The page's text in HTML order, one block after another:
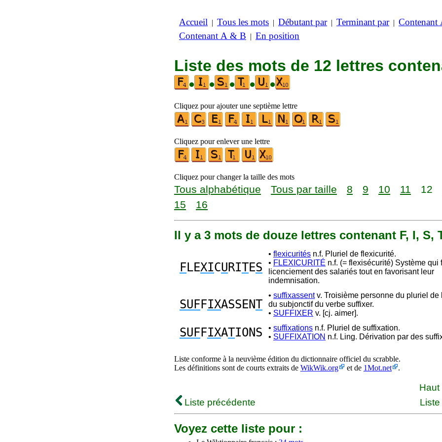
Accueil | Tous les mots | Débutant par| Terminant par| Contenant
Contenant A & B | En position
Liste des mots de 12 lettres
•
• • • •
Cliquez pour ajouter une septième lettre
Cliquez pour enlever une lettre
Cliquez pour changer la taille des mots
Tous alphabétique Tous par taille 8 9 10 11 12
15
16
Il y a 3 mots de douze lettres contenant F, I, S,
F LEXICURITES
• flexicurités n.f. Pluriel de flexicurité.
• FLEXICURITÉ n.f. (= flexisécurité) Système qui
licenciement des salariés tout en favorisant leur
indemnisation.
SUF FIXASSENT
• suffixassentv. Troisième personne du pluriel de
du subjonctif du verbe suffixer.
• SUFFIXER v. [cj. aimer].
SUF FIXATIONS • suffixations n.f. Pluriel de suffixation.
• SUFFIXATION n.f. Ling. Dérivation par des
Liste conforme à la neuvième édition du dictionnaire officiel du scrabble.
Les définitions sont de courts extraits de WikWik.org et de 1Mot.net .
Haut
Liste précédente
Voyez cette liste pour :